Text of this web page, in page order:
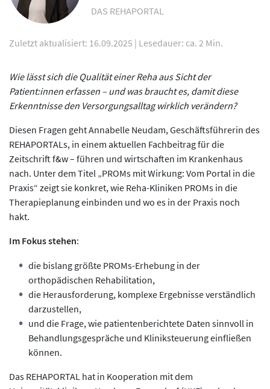
DAS REHAPORTAL
Zuletzt aktualisiert: 16.09.2025 | Lesedauer: ca. 2 Min.
Wie lässt sich die Qualität einer Reha aus Sicht der
Patient:innen erfassen – und was braucht es, damit diese
Erkenntnisse den Versorgungsalltag wirklich verändern?
Diesen Fragen geht Annabelle Neudam, Geschäftsführerin des
REHAPORTALs, in einem aktuellen Fachbeitrag für die
Zeitschrift f&w – führen und wirtschaften im Krankenhaus
nach. Unter dem Titel „PROMs mit Wirkung: Vom Portal in die
Praxis“ zeigt sie konkret, wie Reha-Kliniken PROMs in die
Therapieplanung einbinden und wo es in der Praxis noch
hakt.
Im Fokus stehen:
die bislang größte PROMs-Erhebung in der
orthopädischen Rehabilitation,
die Herausforderung, komplexe Ergebnisse verständlich
darzustellen,
und die Frage, wie patientenberichtete Daten sinnvoll in
Behandlungsgespräche und Kliniksteuerung einfließen
können.
Das REHAPORTAL hat in Kooperation mit dem